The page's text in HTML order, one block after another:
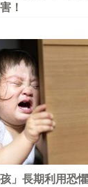
！
」長期利用恐